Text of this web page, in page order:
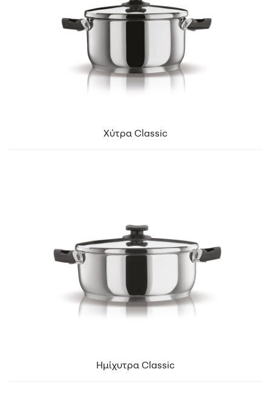
Χύτρα Classic
Ημίχυτρα Classic